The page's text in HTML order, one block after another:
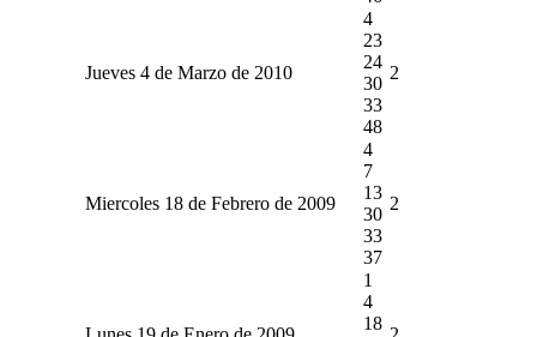
Jueves 4 de Marzo de 2010
4
23
24
30
33
48
2
Miercoles 18 de Febrero de 2009
4
7
13
30
33
37
2
1
4
18